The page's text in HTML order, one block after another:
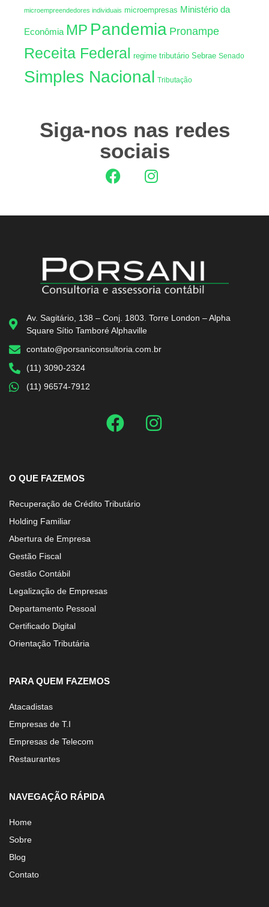
microempreendedores individuais microempresas Ministério da
Econômia MP Pandemia Pronampe
Receita Federal regime tributário Sebrae Senado
Simples Nacional Tributação
Siga-nos nas redes
sociais
Av. Sagitário, 138 – Conj. 1803. Torre London – Alpha
Square Sítio Tamboré Alphaville
contato@porsaniconsultoria.com.br
(11) 3090-2324
(11) 96574-7912
O QUE FAZEMOS
Recuperação de Crédito Tributário
Holding Familiar
Abertura de Empresa
Gestão Fiscal
Gestão Contábil
Legalização de Empresas
Departamento Pessoal
Certificado Digital
Orientação Tributária
PARA QUEM FAZEMOS
Atacadistas
Empresas de T.I
Empresas de Telecom
Restaurantes
NAVEGAÇÃO RÁPIDA
Home
Sobre
Blog
Contato